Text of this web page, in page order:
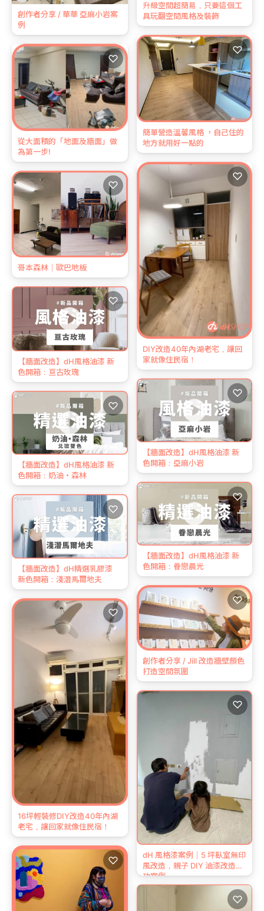
創作者分享 / 華華 亞麻小岩案
例
升級空間超簡易，只要這個工
具玩翻空間風格及裝飾
從大面積的「地面及牆面」做
為第一步!
♡
簡單營造溫馨風格 ，自己住的
地方就用好一點的
♡
哥本森林｜歐巴地板
♡
DIY改造40年內湖老宅，讓回
家就像住民宿！
♡
【牆面改造】dH風格油漆 新
色開箱：亘古玫瑰
♡
【牆面改造】dH風格油漆 新
色開箱：亞麻小岩
♡
【牆面改造】dH風格油漆 新
色開箱：奶油・森林
♡
【牆面改造】dH風格油漆 新
色開箱：眷戀晨光
♡
【牆面改造】dH精選乳膠漆
新色開箱：淺潛馬爾地夫
♡
創作者分享 / Jill 改造牆壁顏色
打造空間氛圍
♡
16坪輕裝修DIY改造40年內湖
老宅，讓回家就像住民宿！
♡
dH 風格漆案例｜5 坪臥室無印
風改造，親子 DIY 油漆改造成
功案例
♡
♡
♡